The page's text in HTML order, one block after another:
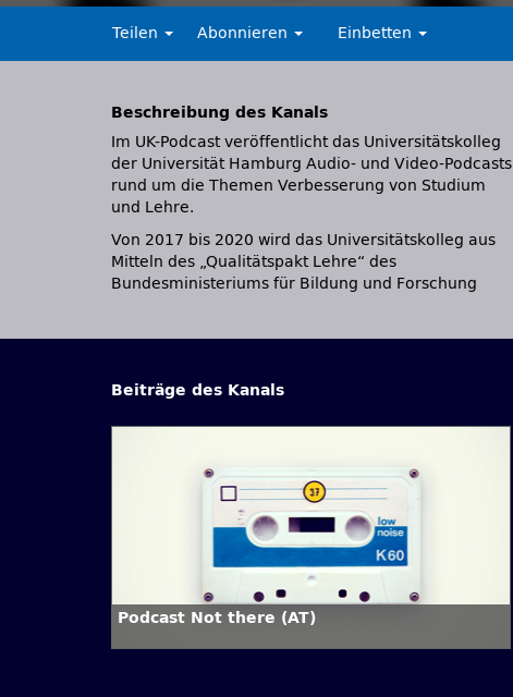
Teilen Abonnieren Einbetten
Beschreibung des Kanals
Im UK-Podcast veröffentlicht das Universitätskolleg
der Universität Hamburg Audio- und Video-Podcasts
rund um die Themen Verbesserung von Studium
und Lehre.
Von 2017 bis 2020 wird das Universitätskolleg aus
Mitteln des „Qualitätspakt Lehre“ des
Bundesministeriums für Bildung und Forschung
Beiträge des Kanals
Podcast Not there (AT)